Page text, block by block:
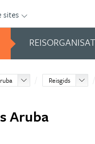
sites
Reisgids
Aruba